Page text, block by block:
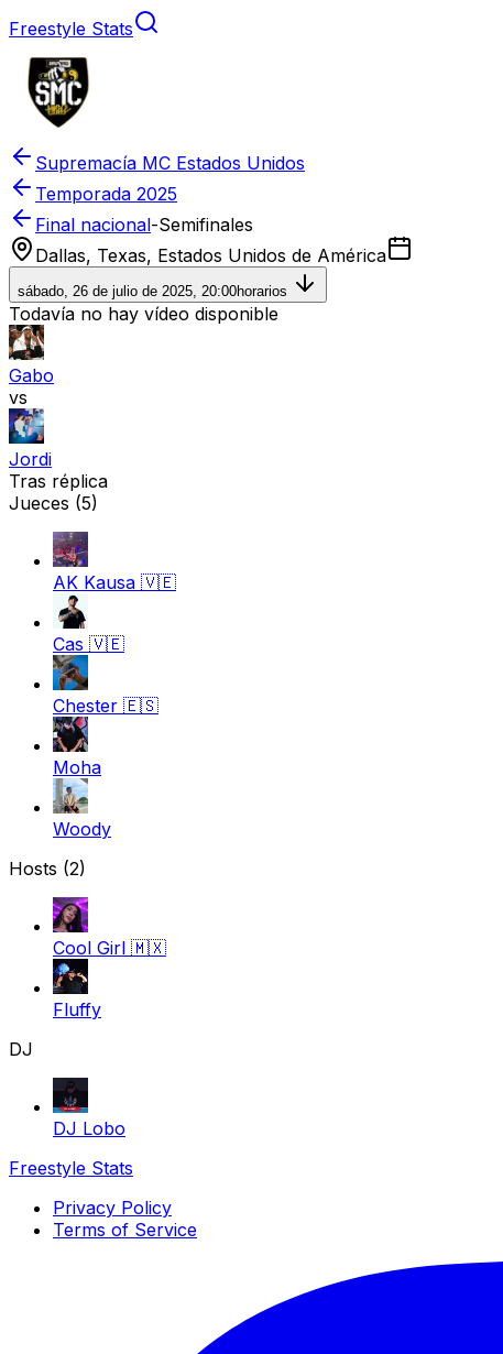
Freestyle Stats
Supremacía MC Estados Unidos
Temporada 2025
Final nacional-Semifinales
Dallas, Texas, Estados Unidos de América
sábado, 26 de julio de 2025, 20:00horarios
Todavía no hay vídeo disponible
Gabo
vs
Jordi
Tras réplica
Jueces (5)
AK Kausa 🇻🇪
Cas 🇻🇪
Chester 🇪🇸
Moha
Woody
Hosts (2)
Cool Girl 🇲🇽
Fluffy
DJ
DJ Lobo
Freestyle Stats
Privacy Policy
Terms of Service